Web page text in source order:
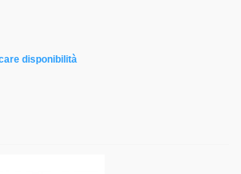
disponibilità